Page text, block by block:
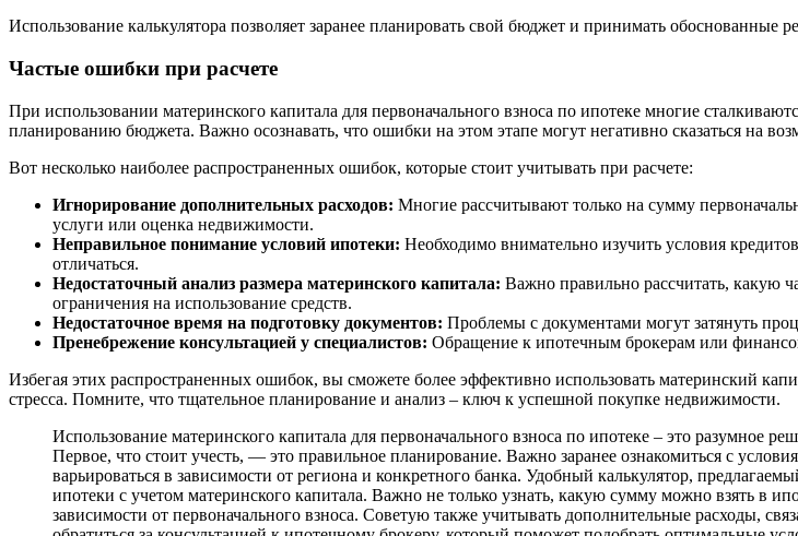
Использование калькулятора позволяет заранее планировать свой бюджет и принимать обоснованные
Частые ошибки при расчете
При использовании материнского капитала для первоначального взноса по ипотеке многие
планированию бюджета. Важно осознавать, что ошибки на этом этапе могут негативно сказаться на
Вот несколько наиболее распространенных ошибок, которые стоит учитывать при расчете:
Игнорирование дополнительных расходов: Многие рассчитывают только на сумму
услуги или оценка недвижимости.
Неправильное понимание условий ипотеки: Необходимо внимательно изучить условия
отличаться.
Недостаточный анализ размера материнского капитала: Важно правильно рассчитать, какую
ограничения на использование средств.
Недостаточное время на подготовку документов: Проблемы с документами могут затянуть
Пренебрежение консультацией у специалистов: Обращение к ипотечным брокерам или
Избегая этих распространенных ошибок, вы сможете более эффективно использовать материнский
стресса. Помните, что тщательное планирование и анализ – ключ к успешной покупке недвижимости.
Использование материнского капитала для первоначального взноса по ипотеке – это разумное
Первое, что стоит учесть, — это правильное планирование. Важно заранее ознакомиться с
варьироваться в зависимости от региона и конкретного банка. Удобный калькулятор,
ипотеки с учетом материнского капитала. Важно не только узнать, какую сумму можно взять в
зависимости от первоначального взноса. Советую также учитывать дополнительные расходы,